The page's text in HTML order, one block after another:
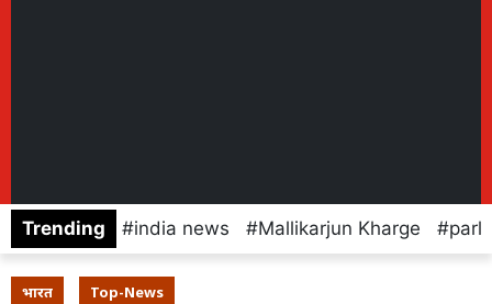
Trending india news Mallikarjun Kharge
भारत Top-News